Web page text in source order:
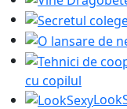
cu copilul